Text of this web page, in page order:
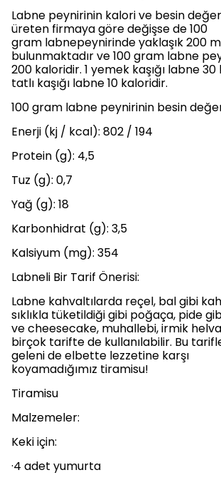
Labne peynirinin kalori ve besin
üreten firmaya göre değişse de 100
gram labnepeynirinde yaklaşık 200
bulunmaktadır ve 100 gram labne
200 kaloridir. 1 yemek kaşığı labne 30
tatlı kaşığı labne 10 kaloridir.
100 gram labne peynirinin besin
Enerji (kj / kcal): 802 / 194
Protein (g): 4,5
Tuz (g): 0,7
Yağ (g): 18
Karbonhidrat (g): 3,5
Kalsiyum (mg): 354
Labneli Bir Tarif Önerisi:
Labne kahvaltılarda reçel, bal gibi
sıklıkla tüketildiği gibi poğaça, pide
ve cheesecake, muhallebi, irmik
birçok tarifte de kullanılabilir. Bu
geleni de elbette lezzetine karşı
koyamadığımız tiramisu!
Tiramisu
Malzemeler:
Keki için:
·4 adet yumurta